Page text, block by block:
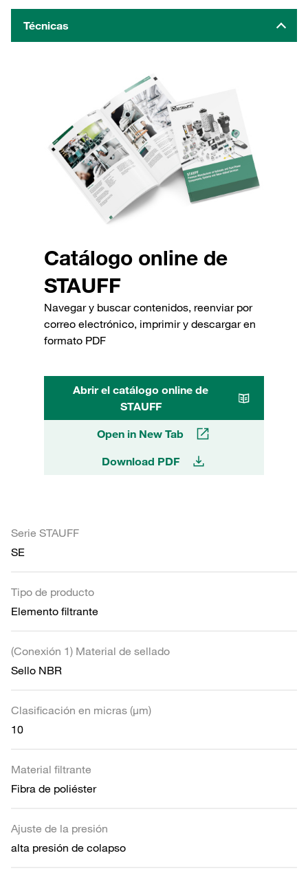
Técnicas
Catálogo online de
STAUFF
Navegar y buscar contenidos, reenviar por
correo electrónico, imprimir y descargar en
formato PDF
Abrir el catálogo online de
STAUFF
Open in New Tab
Download PDF
Serie STAUFF
SE
Tipo de producto
Elemento filtrante
(Conexión 1) Material de sellado
Sello NBR
Clasificación en micras (µm)
10
Material filtrante
Fibra de poliéster
Ajuste de la presión
alta presión de colapso